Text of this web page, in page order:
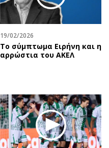
19/02/2026
Το σύμπτωμα Ειρήνη και η
αρρώστια του ΑΚΕΛ